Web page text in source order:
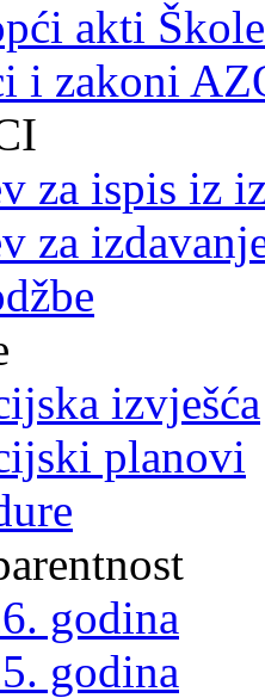
akti Škole
i zakoni
za ispis iz
za
izvješća
planovi
godina
godina